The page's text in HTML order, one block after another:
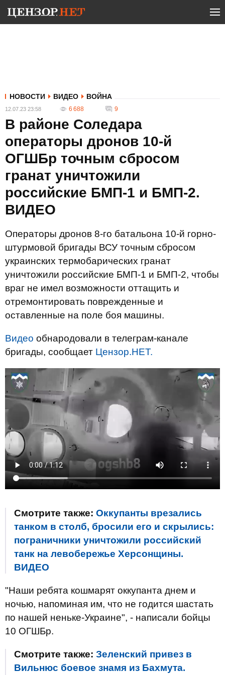
НОВОСТИ ВИДЕО ВОЙНА
12.07.23 23:58 6 688 9
В районе Соледара
операторы дронов 10-й
ОГШБр точным сбросом
гранат уничтожили
российские БМП-1 и БМП-2.
ВИДЕО
Операторы дронов 8-го батальона 10-й горно-
штурмовой бригады ВСУ точным сбросом
украинских термобарических гранат
уничтожили российские БМП-1 и БМП-2, чтобы
враг не имел возможности оттащить и
отремонтировать поврежденные и
оставленные на поле боя машины.
Видео обнародовали в телеграм-канале
бригады, сообщает Цензор.НЕТ.
Смотрите также: Оккупанты врезались
танком в столб, бросили его и скрылись:
пограничники уничтожили российский
танк на левобережье Херсонщины.
ВИДЕО
"Наши ребята кошмарят оккупанта днем и
ночью, напоминая им, что не годится шастать
по нашей неньке-Украине", - написали бойцы
10 ОГШБр.
Смотрите также: Зеленский привез в
Вильнюс боевое знамя из Бахмута.